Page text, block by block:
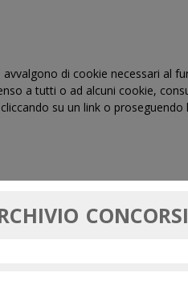
CONCORSI
di cookie necessari al
a tutti o ad alcuni cookie,
su un link o